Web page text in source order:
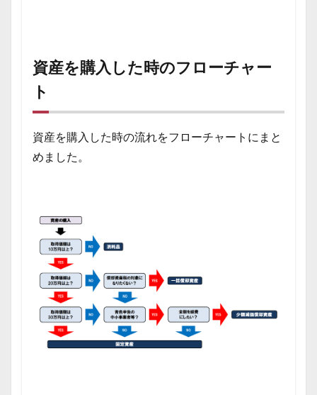
資産を購入した時のフローチャー
ト
資産を購入した時の流れをフローチャートにまと
めました。